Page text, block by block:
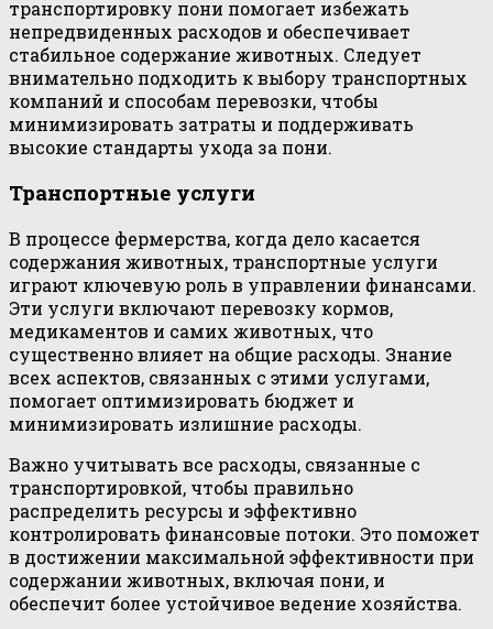
транспортировку пони помогает избежать
непредвиденных расходов и обеспечивает
стабильное содержание животных. Следует
внимательно подходить к выбору транспортных
компаний и способам перевозки, чтобы
минимизировать затраты и поддерживать
высокие стандарты ухода за пони.
Транспортные услуги
В процессе фермерства, когда дело касается
содержания животных, транспортные услуги
играют ключевую роль в управлении финансами.
Эти услуги включают перевозку кормов,
медикаментов и самих животных, что
существенно влияет на общие расходы. Знание
всех аспектов, связанных с этими услугами,
помогает оптимизировать бюджет и
минимизировать излишние расходы.
Важно учитывать все расходы, связанные с
транспортировкой, чтобы правильно
распределить ресурсы и эффективно
контролировать финансовые потоки. Это поможет
в достижении максимальной эффективности при
содержании животных, включая пони, и
обеспечит более устойчивое ведение хозяйства.